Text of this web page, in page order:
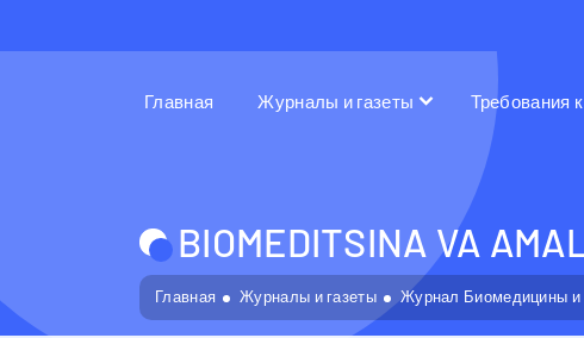
Главная Журналы и газеты Требования
BIOMEDITSINA VA
Главная Журналы и газеты Журнал Биомедицины и